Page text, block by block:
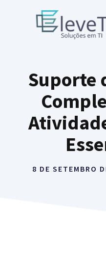
Suporte
8 DE SETEMBRO